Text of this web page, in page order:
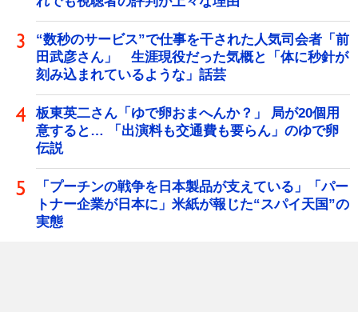
“数秒のサービス”で仕事を干された人気司会者「前
田武彦さん」 生涯現役だった気概と「体に秒針が
刻み込まれているような」話芸
板東英二さん「ゆで卵おまへんか？」 局が20個用
意すると… 「出演料も交通費も要らん」のゆで卵
伝説
「プーチンの戦争を日本製品が支えている」「パー
トナー企業が日本に」米紙が報じた“スパイ天国”の
実態